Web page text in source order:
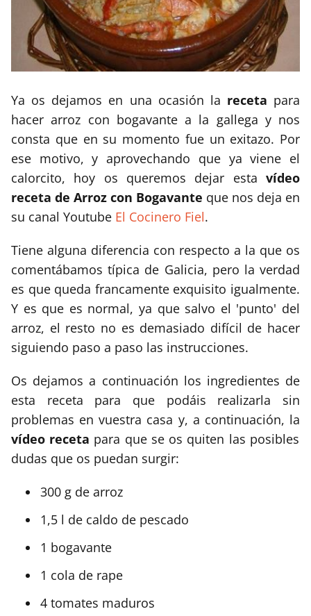
Ya os dejamos en una ocasión la receta para
hacer arroz con bogavante a la gallega y nos
consta que en su momento fue un exitazo. Por
ese motivo, y aprovechando que ya viene el
calorcito, hoy os queremos dejar esta vídeo
receta de Arroz con Bogavante que nos deja en
su canal Youtube El Cocinero Fiel.
Tiene alguna diferencia con respecto a la que os
comentábamos típica de Galicia, pero la verdad
es que queda francamente exquisito igualmente.
Y es que es normal, ya que salvo el 'punto' del
arroz, el resto no es demasiado difícil de hacer
siguiendo paso a paso las instrucciones.
Os dejamos a continuación los ingredientes de
esta receta para que podáis realizarla sin
problemas en vuestra casa y, a continuación, la
vídeo receta para que se os quiten las posibles
dudas que os puedan surgir:
300 g de arroz
1,5 l de caldo de pescado
1 bogavante
1 cola de rape
4 tomates maduros